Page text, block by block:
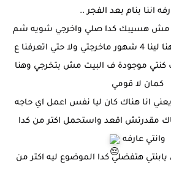
اننا بنام بعد الفجر ..
مش هسيبك كدا صلي واخرجي شويه شم
هوا احنا من يوم ماجينا هنا لينا 4 شهور ماخرجتي ولا حتي اتعرفنا ع
موجودة ف البيت مش بتخرجي وهنا
كمان لا قومي
يعني انا هناك كان ليا نفس اعمل اي حاجه
مقدرتش اقعد واستحمل اكتر من كدا
وانتي عارفه
يابنتي هتفضلي كدا الموضوع ليه اكتر من